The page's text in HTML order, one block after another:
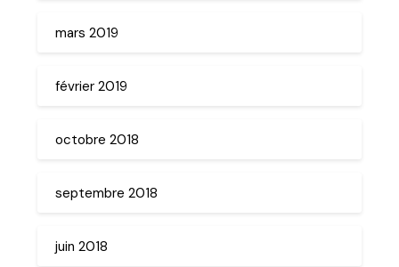
mars 2019
février 2019
octobre 2018
septembre 2018
juin 2018